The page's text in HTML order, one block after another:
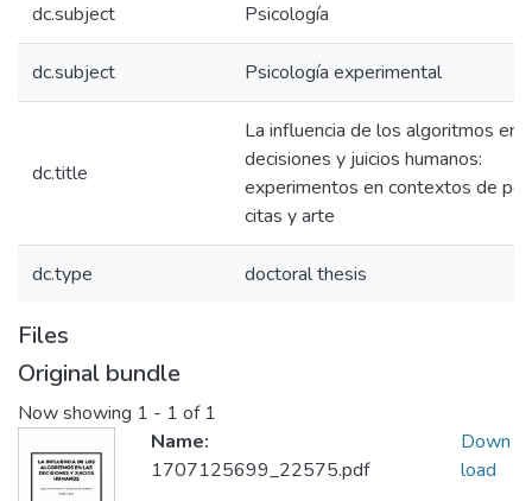
dc.subject Psicología
dc.subject Psicología experimental
dc.title
La influencia de los algoritmos en
decisiones y juicios humanos:
experimentos en contextos de
citas y arte
dc.type doctoral thesis
Files
Original bundle
Now showing 1 - 1 of 1
Name:
1707125699_22575.pdf
Down
load